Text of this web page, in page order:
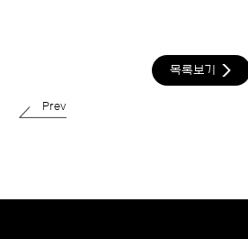
목록보기
Prev